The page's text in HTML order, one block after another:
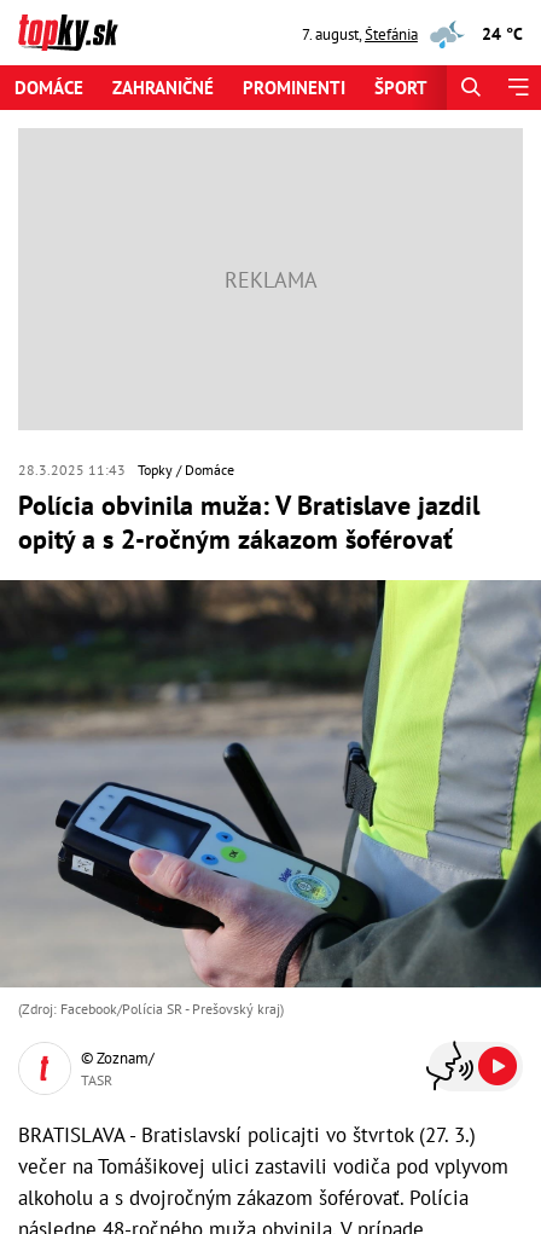
7. august,Štefánia 24 °C
DOMÁCE ZAHRANIČNÉ PROMINENTI ŠPORT
28.3.2025 11:43 Topky Domáce
Polícia obvinila muža: V Bratislave jazdil
opitý a s 2-ročným zákazom šoférovať
(Zdroj: Facebook/Polícia SR - Prešovský kraj)
© Zoznam/
TASR
BRATISLAVA - Bratislavskí policajti vo štvrtok (27. 3.)
večer na Tomášikovej ulici zastavili vodiča pod vplyvom
alkoholu a s dvojročným zákazom šoférovať. Polícia